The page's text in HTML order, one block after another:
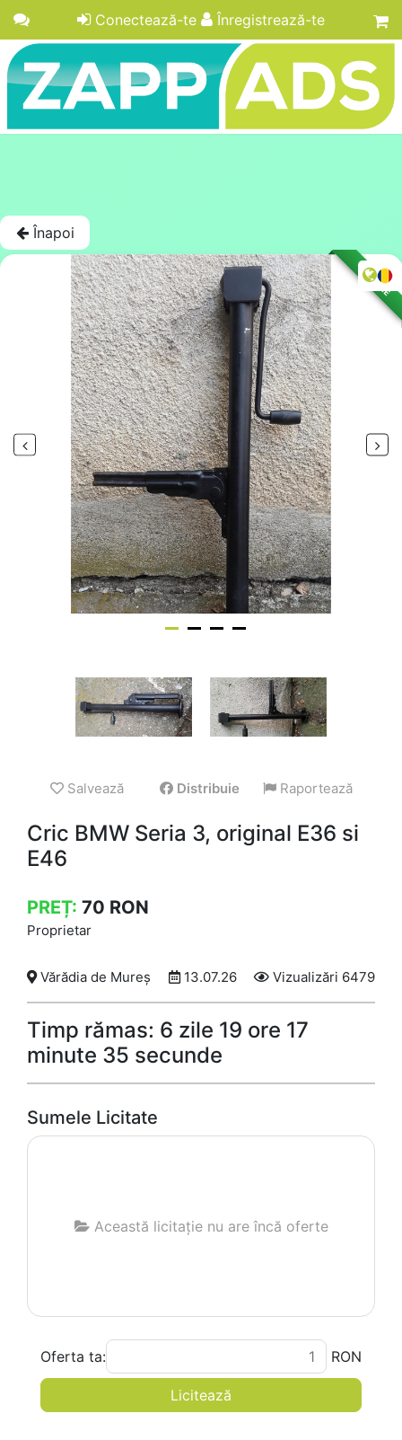
Conectează-te Înregistrează-te
Înapoi
LICITAȚIE
Salvează Distribuie Raportează
Cric BMW Seria 3, original E36 si
E46
PREȚ: 70 RON
Proprietar
Vărădia de Mureș 13.07.26 Vizualizări 6479
Timp rămas: 6 zile 19 ore 17
minute 35 secunde
Sumele Licitate
Această licitație nu are încă oferte
Oferta ta: RON
Licitează